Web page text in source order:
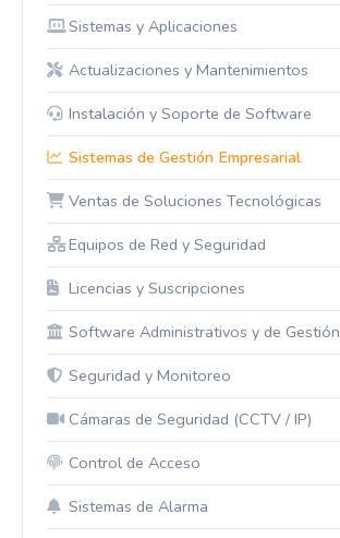
Sistemas y Aplicaciones
Actualizaciones y Mantenimientos
Instalación y Soporte de Software
Sistemas de Gestión Empresarial
Ventas de Soluciones Tecnológicas
Equipos de Red y Seguridad
Licencias y Suscripciones
Software Administrativos y de Gestión
Seguridad y Monitoreo
Cámaras de Seguridad (CCTV / IP)
Control de Acceso
Sistemas de Alarma